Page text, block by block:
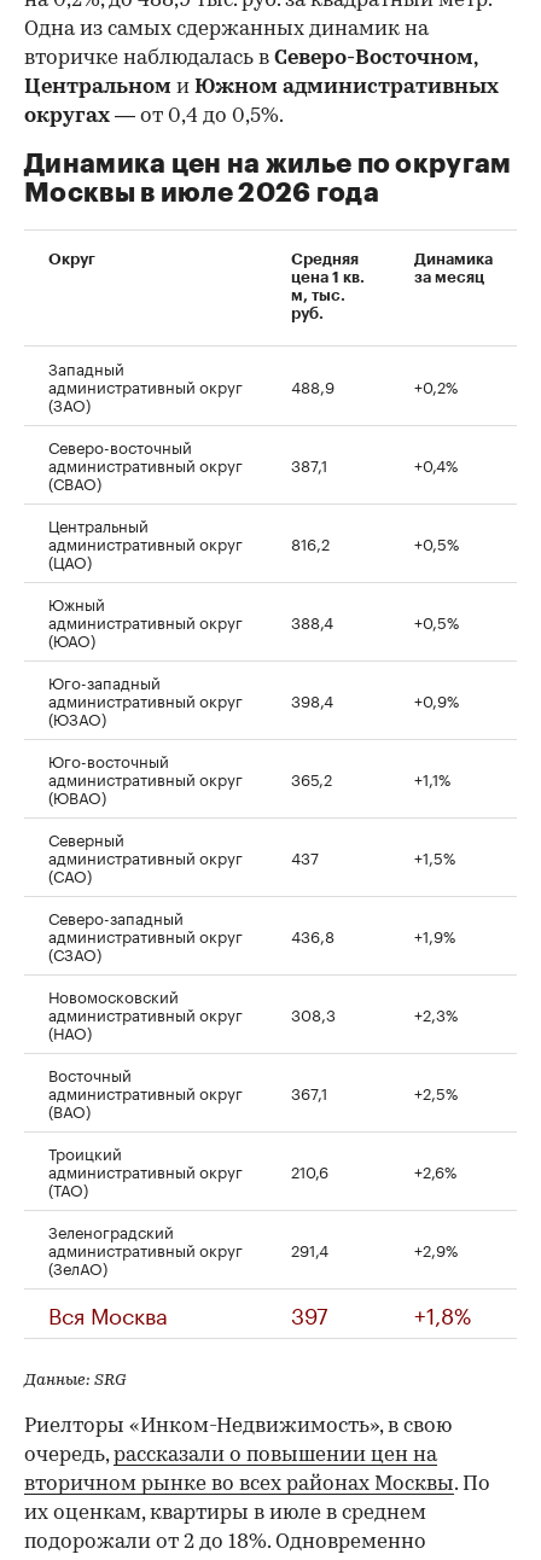
Одна из самых сдержанных динамик на
вторичке наблюдалась в Северо-Восточном,
Центральном и Южном административных
округах — от 0,4 до 0,5%.
Динамика цен на жилье по округам
Москвы в июле 2026 года
Округ
Средняя
цена 1 кв.
м, тыс.
руб.
Динамика
за месяц
Западный
административный округ
(ЗАО)
488,9 +0,2%
Северо-восточный
административный округ
(СВАО)
387,1 +0,4%
Центральный
административный округ
(ЦАО)
816,2 +0,5%
Южный
административный округ
(ЮАО)
388,4 +0,5%
Юго-западный
административный округ
(ЮЗАО)
398,4 +0,9%
Юго-восточный
административный округ
(ЮВАО)
365,2 +1,1%
Северный
административный округ
(САО)
437 +1,5%
Северо-западный
административный округ
(СЗАО)
436,8 +1,9%
Новомосковский
административный округ
(НАО)
308,3 +2,3%
Восточный
административный округ
(ВАО)
367,1 +2,5%
Троицкий
административный округ
(ТАО)
210,6 +2,6%
Зеленоградский
административный округ
(ЗелАО)
291,4 +2,9%
Вся Москва 397 +1,8%
Данные: SRG
Риелторы «Инком-Недвижимость», в свою
очередь,рассказали о повышении цен на
вторичном рынке во всех районах Москвы. По
их оценкам, квартиры в июле в среднем
подорожали от 2 до 18%. Одновременно